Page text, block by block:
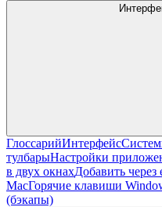
ГлоссарийИнтерфейс
тулбарыНастройки
в двух окнахДобавить через
MacГорячие клавиши
(бэкапы)